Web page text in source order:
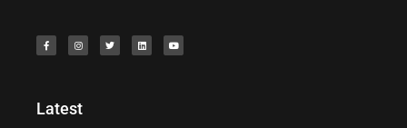
Latest